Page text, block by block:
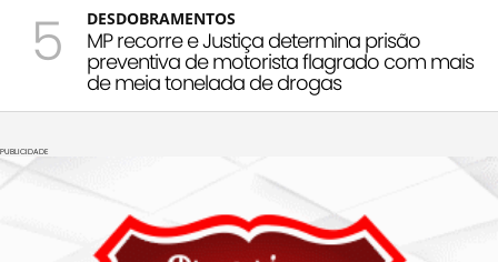
5 DESDOBRAMENTOS
MP recorre e Justiça determina prisão
preventiva de motorista flagrado com mais
de meia tonelada de drogas
PUBLICIDADE